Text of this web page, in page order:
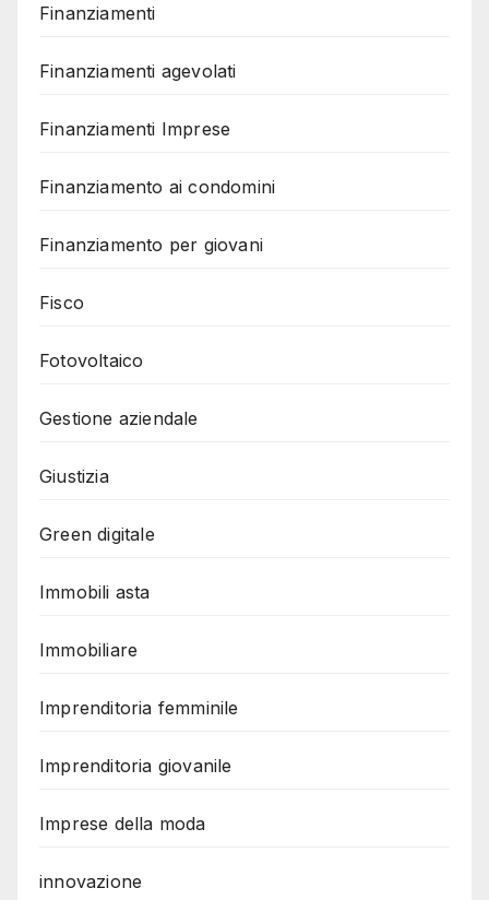
Finanziamenti
Finanziamenti agevolati
Finanziamenti Imprese
Finanziamento ai condomini
Finanziamento per giovani
Fisco
Fotovoltaico
Gestione aziendale
Giustizia
Green digitale
Immobili asta
Immobiliare
Imprenditoria femminile
Imprenditoria giovanile
Imprese della moda
innovazione